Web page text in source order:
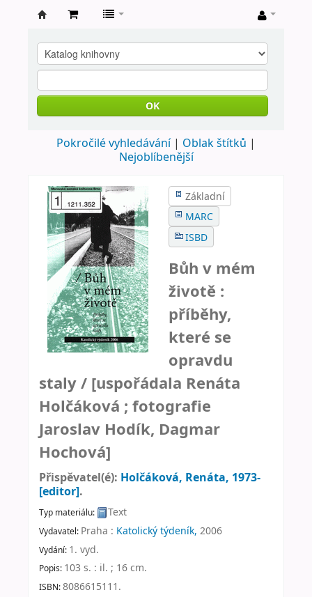
knihovna
Nové
Město
Metují
OK
Pokročilé vyhledávání
Oblak štítků
Nejoblíbenější
Základní
MARC
ISBD
Bůh v mém
životě :
příběhy,
které se
opravdu
staly / [uspořádala Renáta
Holčáková ; fotografie
Jaroslav Hodík, Dagmar
Hochová]
Přispěvatel(é): Holčáková, Renáta, 1973-
[editor].
Typ materiálu: Text
Vydavatel: Praha : Katolický týdeník, 2006
Vydání: 1. vyd.
Popis: 103 s. : il. ; 16 cm.
ISBN:8086615111.